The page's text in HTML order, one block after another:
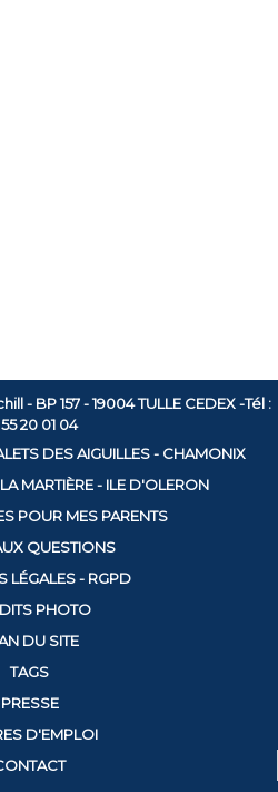
- BP 157 - 19004 TULLE CEDEX -Tél :
20 01 04
DES AIGUILLES - CHAMONIX
MARTIÈRE - ILE D'OLERON
POUR MES PARENTS
QUESTIONS
LÉGALES - RGPD
PHOTO
DU SITE
TAGS
PRESSE
D'EMPLOI